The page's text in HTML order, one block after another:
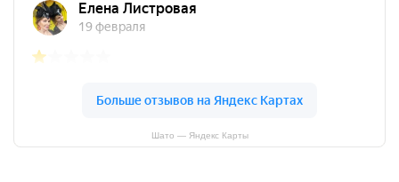
Шато — Яндекс Карты